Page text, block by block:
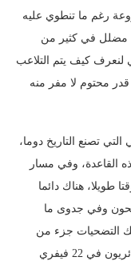
رغم ما تنطوي عليه
مضلل في كثير من
كيف يتم التلاعب
قدر محتوم لا مفر منه
تصنع التاريخ دوما،
القاعدة، وفي مسار
طويلا، هناك دائما
وفي جدوى ما
التضحيات جزء من
التراكم الذي يكرس التغيير ويسرعه.خرج الجزائريون في 22 فيفري